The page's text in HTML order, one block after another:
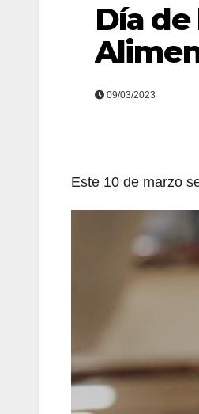
Día de
09/03/2023
Este 10 de marzo